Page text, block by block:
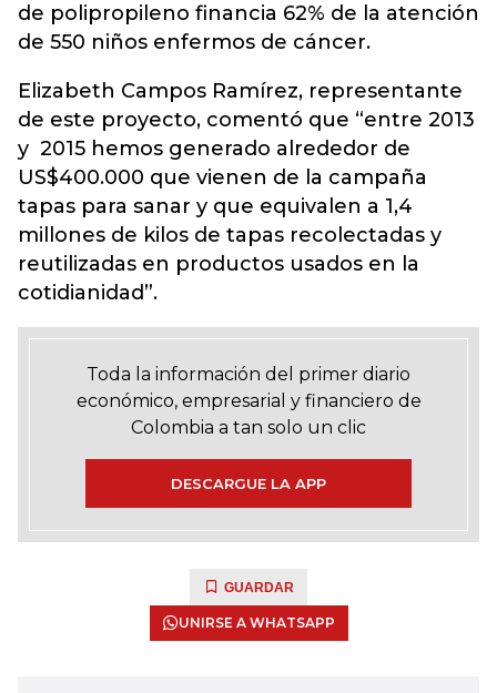
de polipropileno financia 62% de la atención
de 550 niños enfermos de cáncer.
Elizabeth Campos Ramírez, representante
de este proyecto, comentó que “entre 2013
y 2015 hemos generado alrededor de
US$400.000 que vienen de la campaña
tapas para sanar y que equivalen a 1,4
millones de kilos de tapas recolectadas y
reutilizadas en productos usados en la
cotidianidad”.
Toda la información del primer diario
económico, empresarial y financiero de
Colombia a tan solo un clic
DESCARGUE LA APP
GUARDAR
UNIRSE A WHATSAPP